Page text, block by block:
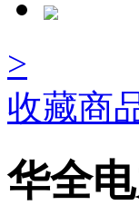
>
收藏商
华全